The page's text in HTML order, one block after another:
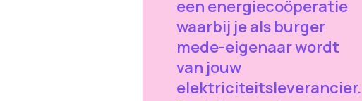
een energiecoöperatie
waarbij je als burger
mede-eigenaar wordt
van jouw
elektriciteitsleverancier.